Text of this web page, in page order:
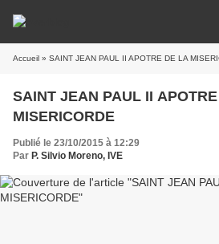
Accueil » SAINT JEAN PAUL II APOTRE DE LA
SAINT JEAN PAUL II
MISERICORDE
Publié le 23/10/2015 à 12:29
Par P. Silvio Moreno, IVE